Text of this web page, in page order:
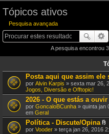
Tópicos ativos
Pesquisa avançada
A pesquisa encontrou
Posta aqui que assim ele
por Alvin Karpis » sexta mar 26,
Jogos, Diversão e Offtopic!
2026 - O que estás a
por GoncaloBCunha » quinta jan
em Geral
Política - Discute/Opina
A
por Vooder » terça jan 26, 2016